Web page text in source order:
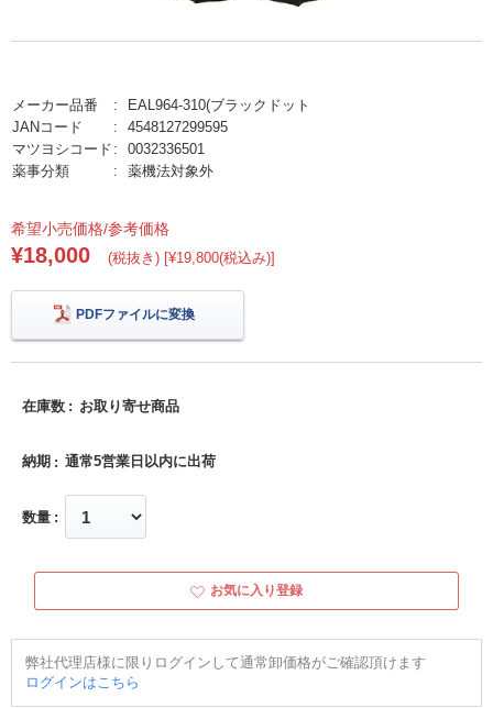
メーカー品番
EAL964-310(ブラックドット
JANコード
4548127299595
マツヨシコード
0032336501
薬事分類
薬機法対象外
希望小売価格/参考価格
¥18,000 (税抜き) [¥19,800(税込み)]
PDFファイルに変換
在庫数 お取り寄せ商品
納期 通常5営業日以内に出荷
数量
お気に入り登録
弊社代理店様に限りログインして通常卸価格がご確認頂けます
ログインはこちら